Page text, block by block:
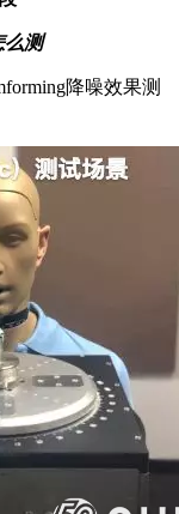
么测
降噪效果测